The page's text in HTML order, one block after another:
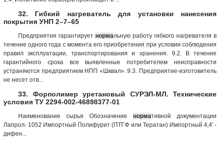
32. Гибкий нагреватель для установки нанесения
покрытия УНП 2–7–65
Предприятия гарантирует нормальную работу гибкого нагревателя в
течение одного года с момента его приобретения при условии соблюдения
правил эксплуатации, транспортирования и хранения. 9.2. В течение
гарантийного срока все выявленные потребителем неисправности
устраняются предприятием НПП «Шквал». 9.3. Предприятие-изготовитель
не несет отв...
33. Форполимер уретановый СУРЭЛ-МЛ. Технические
условия ТУ 2294-002-46898377-01
Наименование сырья Обозначение нормативной документации
Лапрол- 1052 Импортный Полифурит (ПТГФ или Тератан) Импортный 4,4' -
дифен...